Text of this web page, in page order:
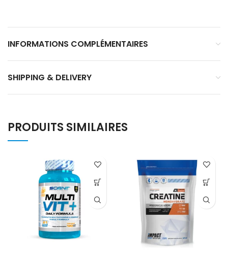
INFORMATIONS COMPLÉMENTAIRES
SHIPPING & DELIVERY
PRODUITS SIMILAIRES